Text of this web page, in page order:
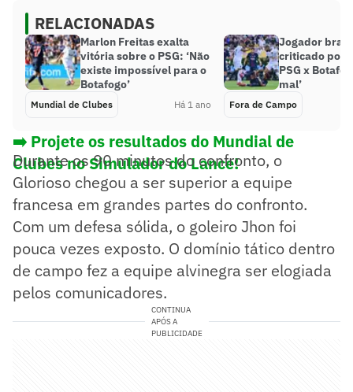
RELACIONADAS
Marlon Freitas exalta
vitória sobre o PSG: ‘Não
existe impossível para o
Botafogo’
Mundial de Clubes Há 1 ano
Jogador
criticado por
PSG x
mal’
Fora de Campo
➡️ Projete os resultados do Mundial de
Clubes no Simulador do Lance!
Durante os 90 minutos do confronto, o
Glorioso chegou a ser superior a equipe
francesa em grandes partes do confronto.
Com um defesa sólida, o goleiro Jhon foi
pouca vezes exposto. O domínio tático dentro
de campo fez a equipe alvinegra ser elogiada
pelos comunicadores.
CONTINUA
APÓS A
PUBLICIDADE